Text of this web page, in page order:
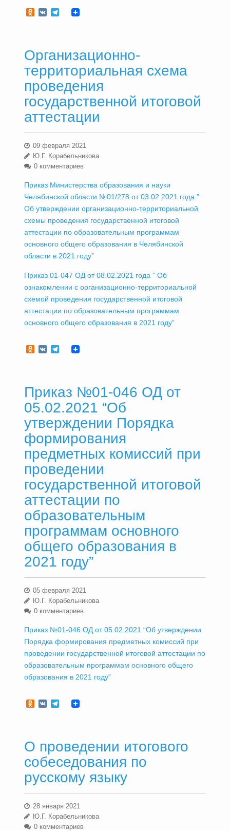
Odnoklassniki
VKTelegram
Организационно-
территориальная схема
проведения
государственной итоговой
аттестации
09 февраля 2021
Ю.Г. Корабельникова
0 комментариев
Приказ Министерства образования и науки
Челябинской области №01/278 от 03.02.2021 года ”
Об утверждении организационно-территориальной
схемы проведения государственной итоговой
аттестации по образовательным программам
основного общего образования в Челябинской
области в 2021 году”
Приказ 01-047 ОД от 08.02.2021 года ” Об
ознакомлении с организационно-территориальной
схемой проведения государственной итоговой
аттестации по образовательным программам
основного общего образования в 2021 году”
Odnoklassniki
VKTelegram
Приказ №01-046 ОД от
05.02.2021 “Об
утверждении Порядка
формирования
предметных комиссий при
проведении
государственной итоговой
аттестации по
образовательным
программам основного
общего образования в
2021 году”
05 февраля 2021
Ю.Г. Корабельникова
0 комментариев
Приказ №01-046 ОД от 05.02.2021 “Об утверждении
Порядка формирования предметных комиссий при
проведении государственной итоговой аттестации по
образовательным программам основного общего
образования в 2021 году”
Odnoklassniki
VKTelegram
О проведении итогового
собеседования по
русскому языку
28 января 2021
Ю.Г. Корабельникова
0 комментариев